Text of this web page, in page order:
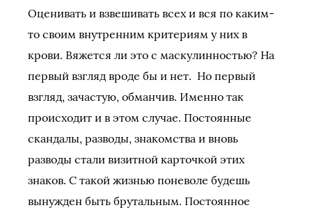
Оценивать и взвешивать всех и вся по каким-
то своим внутренним критериям у них в
крови. Вяжется ли это с маскулинностью? На
первый взгляд вроде бы и нет. Но первый
взгляд, зачастую, обманчив. Именно так
происходит и в этом случае. Постоянные
скандалы, разводы, знакомства и вновь
разводы стали визитной карточкой этих
знаков. С такой жизнью поневоле будешь
вынужден быть брутальным. Постоянное